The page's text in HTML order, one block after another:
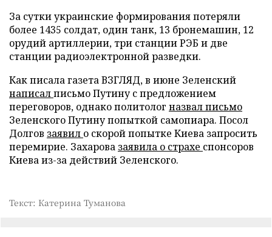
За сутки украинские формирования потеряли
более 1435 солдат, один танк, 13 бронемашин, 12
орудий артиллерии, три станции РЭБ и две
станции радиоэлектронной разведки.
Как писала газета ВЗГЛЯД, в июне Зеленский
написалписьмо Путину с предложением
переговоров, однако политолог назвал письмо
Зеленского Путину попыткой самопиара. Посол
Долгов заявил о скорой попытке Киева запросить
перемирие. Захарова заявила о страхе спонсоров
Киева из-за действий Зеленского.
Текст: Катерина Туманова